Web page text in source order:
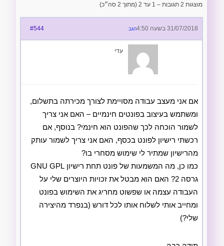
מוצגות 2 תגובות – 1 עד 2 (מתוך 2 סה״כ)
31/07/2018 בשעה 4:50 #544 הגב
עדי
אם אני מעצב עבודה מסויימת לצורך מכירתה בתשלום,
ומשתמש בעיצוב בפונטים חינמיים – האם אני צריך
לשמור הוכחה לכך שהפונט הוא חינמי? בנוסף, אם
רכשתי רישיון לפונט בכסף, האם אני צריך לשמור עותק
מהרישיון שמתיר לי שימוש מסחרי בו?
כמו כן, מה המשמעות של פונט תחת רישיון GNU GPL
גרסה 2? האם הוא מבטל את זכויות היוצרים שלי על
העבודה עצמה או שפשוט מחריג את השימוש בפונט
ומחייב אותי לשלוח אותו לכל דורש (בנפרד מהיצירה
שלי?)